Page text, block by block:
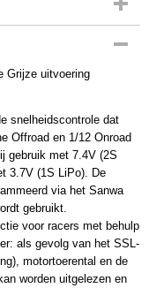
Grijze uitvoering
snelheidscontrole dat
Offroad en 1/12 Onroad
gebruik met 7.4V (2S
3.7V (1S LiPo). De
via het Sanwa
gebruikt.
voor racers met behulp
als gevolg van het SSL-
motortoerental en de
worden uitgelezen en